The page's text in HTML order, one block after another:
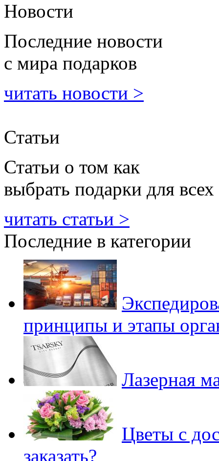
Новости
Последние новости
с мира подарков
читать новости >
Статьи
Статьи о том как
выбрать подарки для всех
читать статьи >
Последние в категории
принципы и этапы
Лазерная
Цветы с
заказать?